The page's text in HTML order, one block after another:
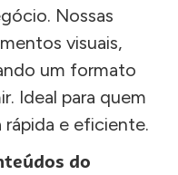
Nossas
visuais,
um formato
Ideal para quem
e eficiente.
do